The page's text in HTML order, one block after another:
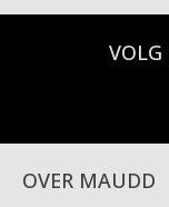
VOLG
OVER MAUDD